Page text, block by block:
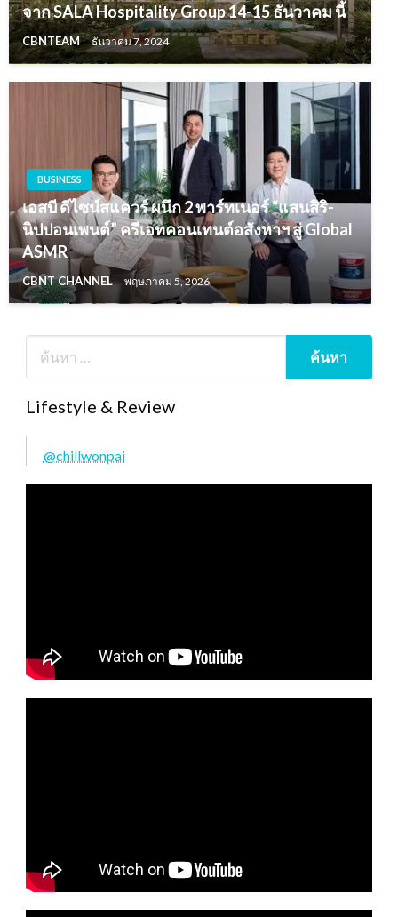
จาก SALA Hospitality Group 14-15 ธันวาคม นี้
CBNTEAM ธันวาคม 7, 2024
BUSINESS
เอสบี ดีไซน์สแควร์ ผนึก 2 พาร์ทเนอร์ “แสนสิริ-
นิปปอนเพนต์” ครีเอทคอนเทนต์อสังหาฯ สู่ Global
ASMR
CBNT CHANNEL พฤษภาคม 5, 2026
Lifestyle & Review
@chillwonpai